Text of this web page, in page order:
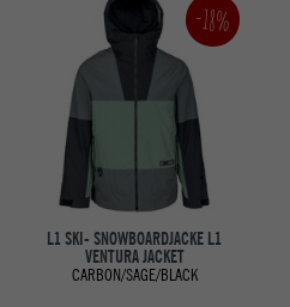
-18%
L1 SKI- SNOWBOARDJACKE L1
VENTURA JACKET
CARBON/SAGE/BLACK